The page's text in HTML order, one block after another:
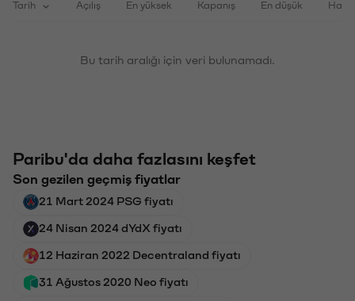
Tarih Açılış En yüksek Kapanış En düşük
Bu tarih aralığı için veri bulunamadı.
Paribu'da daha fazlasını keşfet
Son gezilen geçmiş fiyatlar
21 Mart 2024 PSG fiyatı
24 Nisan 2024 dYdX fiyatı
12 Haziran 2022 Decentraland fiyatı
31 Ağustos 2020 Neo fiyatı